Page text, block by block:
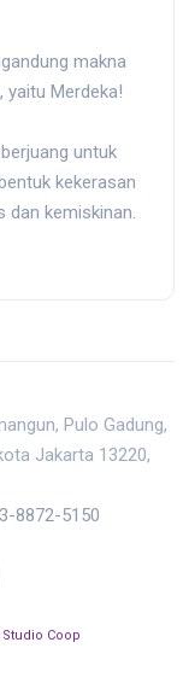
makna
yaitu Merdeka!
untuk
kekerasan
dan kemiskinan.
Pulo Gadung,
Jakarta 13220,
8872-5150
Studio Coop